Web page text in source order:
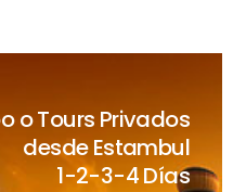
o Tours Privados
desde Estambul
1-2-3-4 Días